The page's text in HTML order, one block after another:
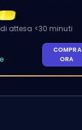
attesa <30 minuti
COMPRA
ORA